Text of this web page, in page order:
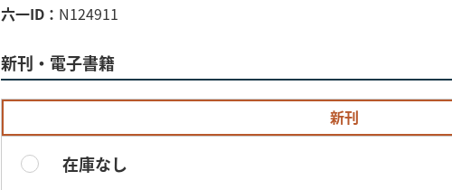
六一ID
N124911
新刊・電子書籍
新刊
在庫なし